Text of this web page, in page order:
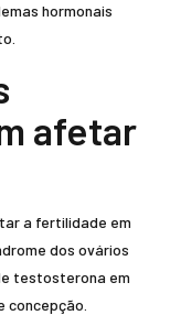
hormonais
afetar
a fertilidade em
dos ovários
testosterona em
concepção.